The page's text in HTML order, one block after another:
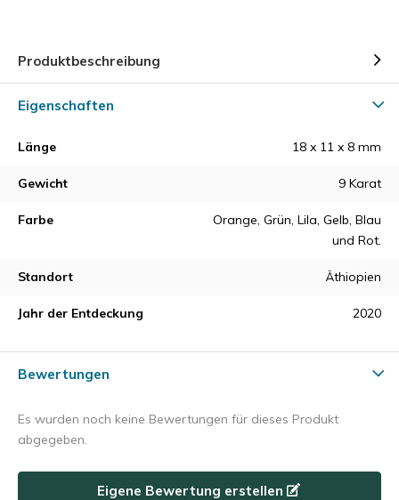
Produktbeschreibung
Eigenschaften
Länge 18 x 11 x 8 mm
Gewicht 9 Karat
Farbe
Orange, Grün, Lila, Gelb, Blau
und Rot.
Standort Äthiopien
Jahr der Entdeckung 2020
Bewertungen
Es wurden noch keine Bewertungen für dieses Produkt
abgegeben.
Eigene Bewertung erstellen